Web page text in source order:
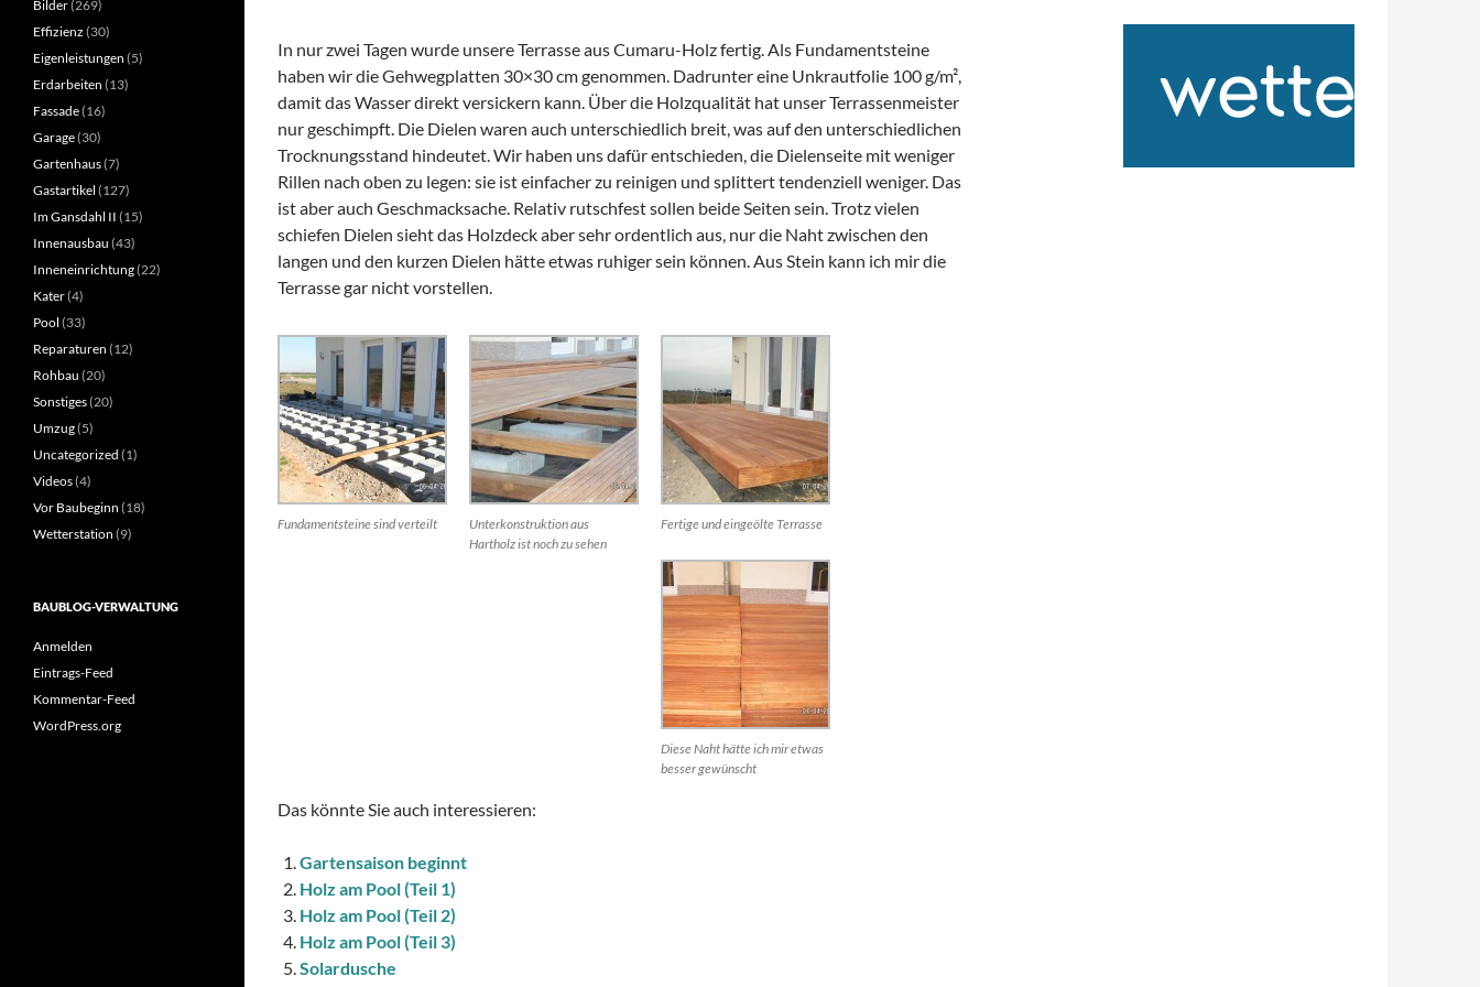
In nur zwei Tagen wurde unsere Terrasse aus Cumaru-Holz fertig. Als Fundamentsteine
haben wir die Gehwegplatten 30×30 cm genommen. Dadrunter eine Unkrautfolie 100 g/m²,
damit das Wasser direkt versickern kann. Über die Holzqualität hat unser Terrassenmeister
nur geschimpft. Die Dielen waren auch unterschiedlich breit, was auf den unterschiedlichen
Trocknungsstand hindeutet. Wir haben uns dafür entschieden, die Dielenseite mit weniger
Rillen nach oben zu legen: sie ist einfacher zu reinigen und splittert tendenziell weniger. Das
ist aber auch Geschmacksache. Relativ rutschfest sollen beide Seiten sein. Trotz vielen
schiefen Dielen sieht das Holzdeck aber sehr ordentlich aus, nur die Naht zwischen den
langen und den kurzen Dielen hätte etwas ruhiger sein können. Aus Stein kann ich mir die
Terrasse gar nicht vorstellen.
Fundamentsteine sind verteilt
Unterkonstruktion aus
Hartholz ist noch zu sehen
Fertige und eingeölte Terrasse
Diese Naht hätte ich mir etwas
besser gewünscht
Das könnte Sie auch interessieren:
Gartensaison beginnt
Holz am Pool (Teil 1)
Holz am Pool (Teil 2)
Holz am Pool (Teil 3)
Solardusche
Bilder(269)
Effizienz (30)
Eigenleistungen (5)
Erdarbeiten (13)
Fassade(16)
Garage(30)
Gartenhaus(7)
Gastartikel (127)
Im Gansdahl II (15)
Innenausbau (43)
Inneneinrichtung(22)
Kater(4)
Pool (33)
Reparaturen (12)
Rohbau (20)
Sonstiges(20)
Umzug(5)
Uncategorized (1)
Videos(4)
Vor Baubeginn (18)
Wetterstation (9)
BAUBLOG-VERWALTUNG
Anmelden
Eintrags-Feed
Kommentar-Feed
WordPress.org